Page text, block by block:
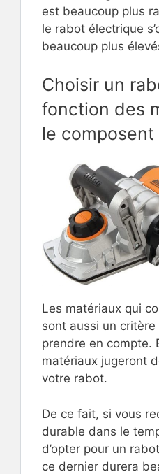
est beaucoup plus
le rabot électrique
beaucoup plus
Choisir un
fonction des
le composent
Les matériaux qui
sont aussi un
prendre en compte.
matériaux jugeront
votre rabot.
De ce fait, si vous
durable dans le
d’opter pour un
ce dernier durera